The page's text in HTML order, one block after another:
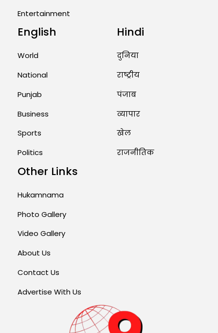
Entertainment
English
World
National
Punjab
Business
Sports
Politics
Hindi
दुनिया
राष्ट्रीय
पंजाब
व्यापार
खेल
राजनीतिक
Other Links
Hukamnama
Photo Gallery
Video Gallery
About Us
Contact Us
Advertise With Us